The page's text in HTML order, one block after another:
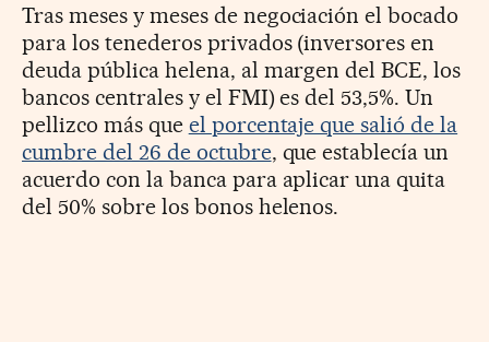
Tras meses y meses de negociación el bocado
para los tenederos privados (inversores en
deuda pública helena, al margen del BCE, los
bancos centrales y el FMI) es del 53,5%. Un
pellizco más que el porcentaje que salió de la
cumbre del 26 de octubre, que establecía un
acuerdo con la banca para aplicar una quita
del 50% sobre los bonos helenos.